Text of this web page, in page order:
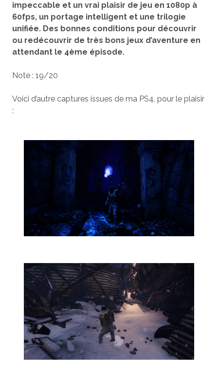
impeccable et un vrai plaisir de jeu en 1080p à
60fps, un portage intelligent et une trilogie
unifiée. Des bonnes conditions pour découvrir
ou redécouvrir de très bons jeux d’aventure en
attendant le 4ème épisode.
Note : 19/20
Voici d’autre captures issues de ma PS4, pour le plaisir
: